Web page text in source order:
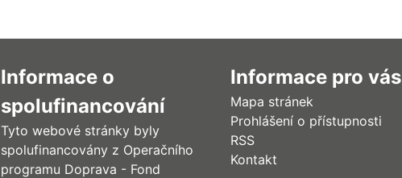
Informace o
spolufinancování
Tyto webové stránky byly
spolufinancovány z Operačního
programu Doprava - Fond
Informace pro vás
Mapa stránek
Prohlášení o přístupnosti
RSS
Kontakt